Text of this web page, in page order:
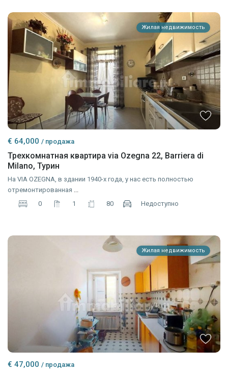
Жилая недвижимость
€ 64,000/ продажа
Трехкомнатная квартира via Ozegna 22, Barriera di
Milano, Турин
На VIA OZEGNA, в здании 1940-х года, у нас есть полностью
отремонтированная ...
0
1 80 Недоступно
Жилая недвижимость
€ 47,000/ продажа